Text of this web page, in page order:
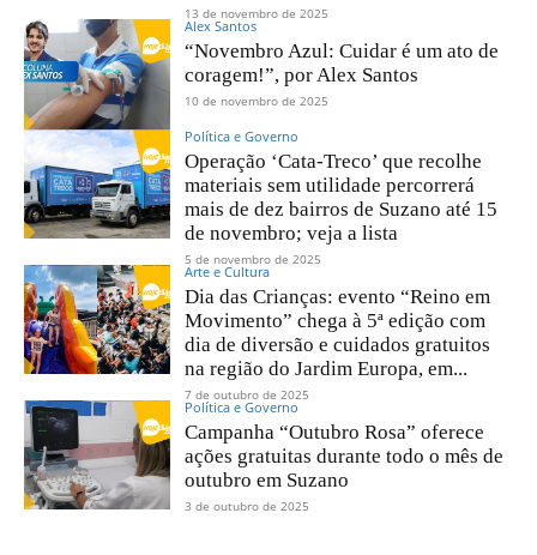
13 de novembro de 2025
Alex Santos
“Novembro Azul: Cuidar é um ato de
coragem!”, por Alex Santos
10 de novembro de 2025
Política e Governo
Operação ‘Cata-Treco’ que recolhe
materiais sem utilidade percorrerá
mais de dez bairros de Suzano até 15
de novembro; veja a lista
5 de novembro de 2025
Arte e Cultura
Dia das Crianças: evento “Reino em
Movimento” chega à 5ª edição com
dia de diversão e cuidados gratuitos
na região do Jardim Europa, em...
7 de outubro de 2025
Política e Governo
Campanha “Outubro Rosa” oferece
ações gratuitas durante todo o mês de
outubro em Suzano
3 de outubro de 2025